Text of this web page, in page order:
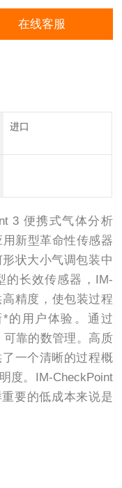
在线客服
进口
3 便携式气体分析
用新型革命性传感器
形状大小气调包装中
长效传感器，IM-
度，使包装过程
的用户体验。通过
可靠的数管理。高质
一个清晰的过程概
度。IM-CheckPoint
重要的低成本来说是